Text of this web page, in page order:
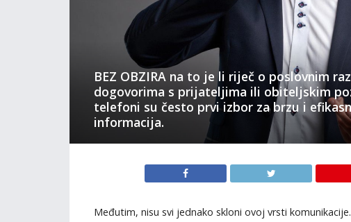
BEZ OBZIRA na to je li riječ o poslovnim
dogovorima s prijateljima ili obiteljskim
telefoni su često prvi izbor za brzu i
informacija.
Međutim, nisu svi jednako skloni ovoj vrsti